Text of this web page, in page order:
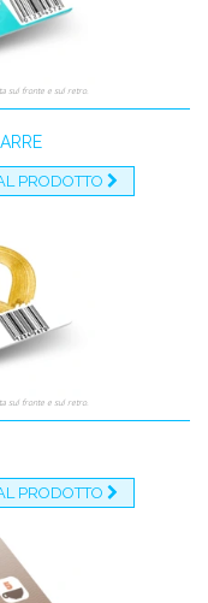
sul fronte e sul retro.
PRODOTTO
sul fronte e sul retro.
PRODOTTO